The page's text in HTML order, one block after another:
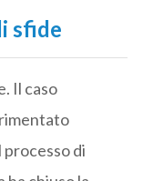
sfide
Il caso
di